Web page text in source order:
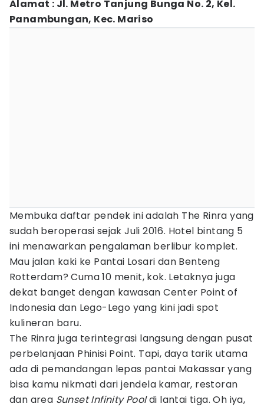
Alamat : Jl. Metro Tanjung Bunga No. 2, Kel.
Panambungan, Kec. Mariso
Membuka daftar pendek ini adalah The Rinra yang
sudah beroperasi sejak Juli 2016. Hotel bintang 5
ini menawarkan pengalaman berlibur komplet.
Mau jalan kaki ke Pantai Losari dan Benteng
Rotterdam? Cuma 10 menit, kok. Letaknya juga
dekat banget dengan kawasan Center Point of
Indonesia dan Lego-Lego yang kini jadi spot
kulineran baru.
The Rinra juga terintegrasi langsung dengan pusat
perbelanjaan Phinisi Point. Tapi, daya tarik utama
ada di pemandangan lepas pantai Makassar yang
bisa kamu nikmati dari jendela kamar, restoran
dan area Sunset Infinity Pooldi lantai tiga. Oh iya,